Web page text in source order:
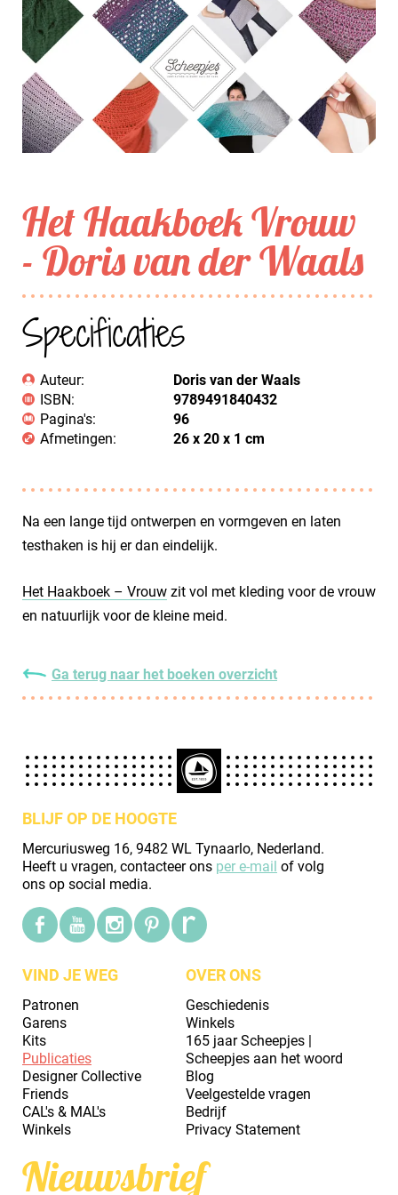
Het Haakboek Vrouw
- Doris van der Waals
Specificaties
Auteur:
Doris van der Waals
ISBN:
9789491840432
Pagina's:
96
Afmetingen:
26 x 20 x 1 cm
Na een lange tijd ontwerpen en vormgeven en laten
testhaken is hij er dan eindelijk.
Het Haakboek – Vrouw zit vol met kleding voor de vrouw
en natuurlijk voor de kleine meid.
Ga terug naar het boeken overzicht
BLIJF OP DE HOOGTE
Mercuriusweg 16, 9482 WL Tynaarlo, Nederland.
Heeft u vragen, contacteer ons per e-mail of volg
ons op social media.
VIND JE WEG
Patronen
Garens
Kits
Publicaties
Designer Collective
Friends
CAL's & MAL's
Winkels
OVER ONS
Geschiedenis
Winkels
165 jaar Scheepjes |
Scheepjes aan het woord
Blog
Veelgestelde vragen
Bedrijf
Privacy Statement
Nieuwsbrief